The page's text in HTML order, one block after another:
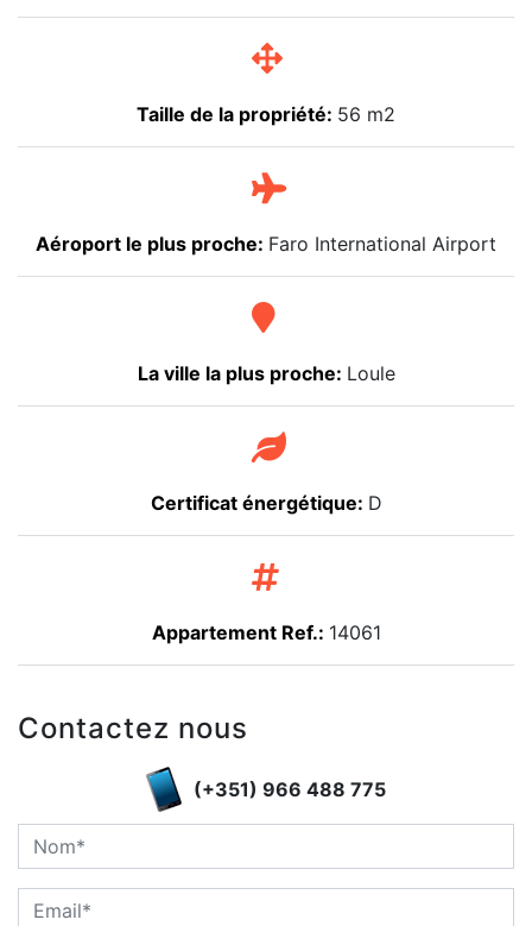
Taille de la propriété: 56 m2
Aéroport le plus proche: Faro International Airport
La ville la plus proche: Loule
Certificat énergétique: D
Appartement Ref.: 14061
Contactez nous
(+351) 966 488 775